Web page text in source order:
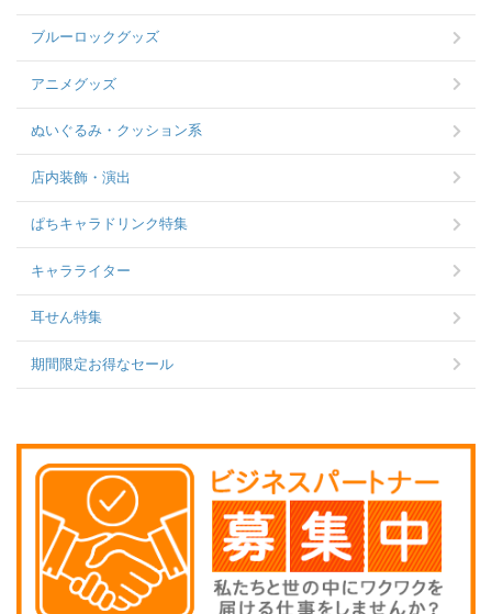
ブルーロックグッズ
アニメグッズ
ぬいぐるみ・クッション系
店内装飾・演出
ぱちキャラドリンク特集
キャラライター
耳せん特集
期間限定お得なセール